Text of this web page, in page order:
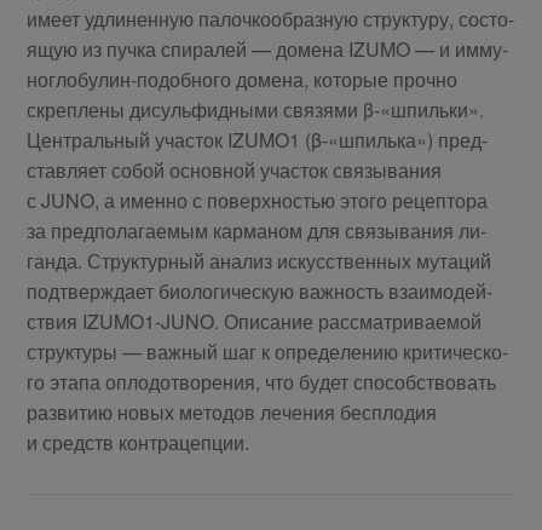
име­ет удли­нен­ную па­лоч­ко­об­раз­ную струк­ту­ру, со­сто­
я­щую из пуч­ка спи­ра­лей — до­ме­на IZUMO — и им­му­
но­гло­бу­лин-по­доб­но­го до­ме­на, ко­то­рые проч­но
скреп­ле­ны ди­суль­фид­ны­ми свя­зя­ми β-«шпиль­ки».
Цен­траль­ный уча­сток IZUMO1 (β-«шпиль­ка») пред­
став­ля­ет со­бой ос­нов­ной уча­сток свя­зы­ва­ния
с JUNO, а имен­но с по­верх­но­стью это­го ре­цеп­то­ра
за пред­по­ла­га­е­мым кар­ма­ном для свя­зы­ва­ния ли­
ган­да. Струк­тур­ный ана­лиз ис­кус­ствен­ных му­та­ций
под­твер­жда­ет био­ло­ги­че­скую важ­ность вза­и­мо­дей­
ствия IZUMO1-JUNO. Опи­са­ние рас­смат­ри­ва­е­мой
струк­ту­ры — важ­ный шаг к опре­де­ле­нию кри­ти­че­ско­
го эта­па опло­до­тво­ре­ния, что бу­дет спо­соб­ство­вать
раз­ви­тию но­вых ме­то­дов ле­че­ния бес­пло­дия
и средств кон­тра­цепции.